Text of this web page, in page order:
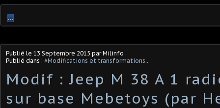
…
Publié le 13 Septembre 2015 par Milinfo
Publié dans : #Modifications et transformations...
Modif : Jeep M 38 A 1
sur base Mebetoys (par